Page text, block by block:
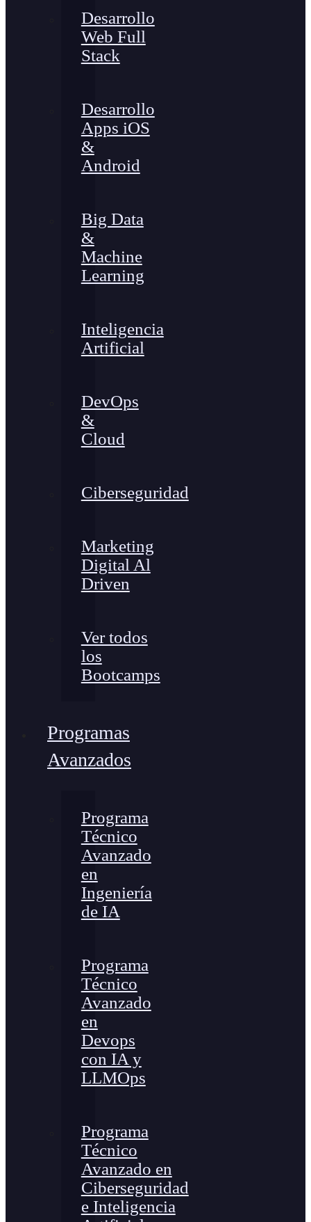
Desarrollo
Web Full
Stack
Desarrollo
Apps iOS
&
Android
Big Data
&
Machine
Learning
Inteligencia
Artificial
DevOps
&
Cloud
Ciberseguridad
Marketing
Digital Al
Driven
Ver todos
los
Bootcamps
Programas
Avanzados
Programa
Técnico
Avanzado
en
Ingeniería
de IA
Programa
Técnico
Avanzado
en
Devops
con IA y
LLMOps
Programa
Técnico
Avanzado en
Ciberseguridad
e Inteligencia